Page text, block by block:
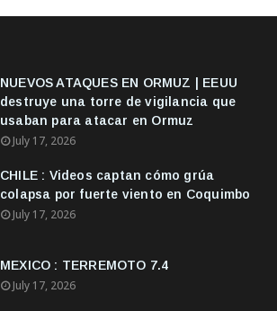
NUEVOS ATAQUES EN ORMUZ | EEUU
destruye una torre de vigilancia que
usaban para atacar en Ormuz
July 17, 2026
CHILE : Videos captan cómo grúa
colapsa por fuerte viento en Coquimbo
July 17, 2026
MEXICO : TERREMOTO 7.4
July 17, 2026